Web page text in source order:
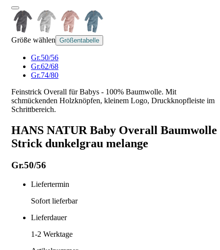
Größe wählen Größentabelle
Gr.50/56
Gr.62/68
Gr.74/80
Feinstrick Overall für Babys - 100% Baumwolle. Mit
schmückenden Holzknöpfen, kleinem Logo, Druckknopfleiste im
Schrittbereich.
HANS NATUR Baby Overall Baumwolle
Strick dunkelgrau melange
Gr.50/56
Liefertermin
Sofort lieferbar
Lieferdauer
1-2 Werktage